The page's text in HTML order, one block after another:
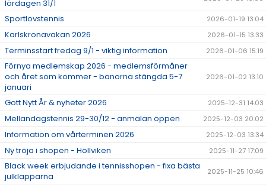
lördagen 31/1
Sportlovstennis 2026-01-19 13:04
Karlskronavakan 2026 2026-01-15 13:33
Terminsstart fredag 9/1 - viktig information 2026-01-06 15:19
Förnya medlemskap 2026 - medlemsförmåner
och året som kommer - banorna stängda 5-7
januari
2026-01-02 13:10
Gott Nytt År & nyheter 2026 2025-12-31 14:03
Mellandagstennis 29-30/12 - anmälan öppen 2025-12-03 20:02
Information om vårterminen 2026 2025-12-03 13:34
Ny tröja i shopen - Höllviken 2025-11-27 17:09
Black week erbjudande i tennisshopen - fixa bästa
julklapparna
2025-11-25 10:46